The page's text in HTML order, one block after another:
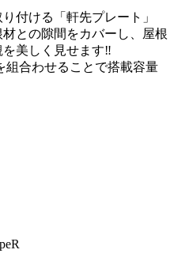
付ける「軒先プレート」
との隙間をカバーし、屋根
美しく見せます‼
組合わせることで搭載容量